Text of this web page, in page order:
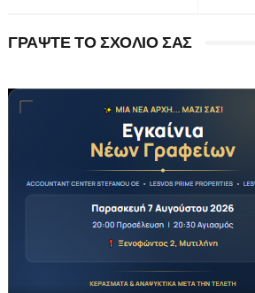
ΓΡΑΨΤΕ ΤΟ ΣΧΟΛΙΟ ΣΑΣ